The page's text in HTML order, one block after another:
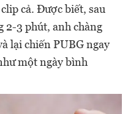
cả. Được biết, sau
2-3 phút, anh chàng
lại chiến PUBG ngay
một ngày bình